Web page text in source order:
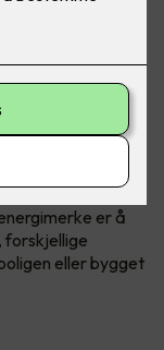
og
identifisere hvilke
og en
er å
forskjellige
eller bygget